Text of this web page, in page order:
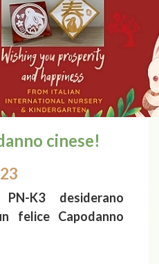
cinese!
K3 desiderano
felice Capodanno